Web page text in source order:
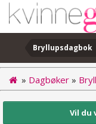
Bryllupsdagbok
» Dagbøker »
Vil du